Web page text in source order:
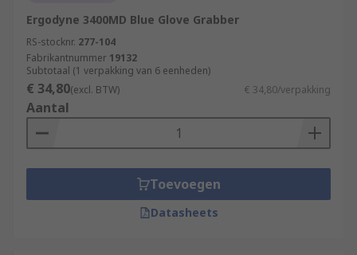
Ergodyne 3400MD Blue Glove Grabber
RS-stocknr. 277-104
Fabrikantnummer 19132
Subtotaal (1 verpakking van 6 eenheden)
€ 34,80(excl. BTW) € 34,80/verpakking
Aantal
Toevoegen
Datasheets